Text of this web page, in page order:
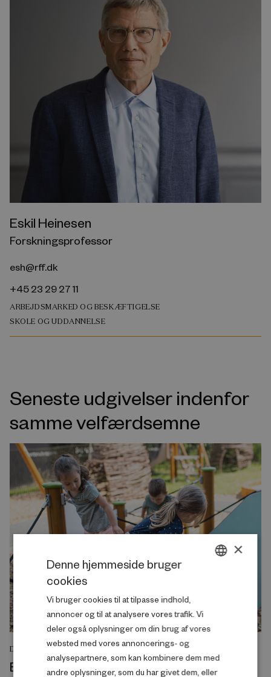
Eskil Heinesen
Forskningsprofessor
esh@rff.dk
+45 23 29 27 11
ARBEJDSMARKED OG BESKÆFTIGELSE
SKOLE OG UDDANNELSE
Seneste udgivelser indenfor
samme velfærdsemne
DEBATINDLÆG
Byggelegepladser rammer en svaghed i
×
Denne hjemmeside bruger
cookies
Vi bruger cookies til at tilpasse indhold,
annoncer og til at analysere vores trafik. Vi
deler også oplysninger om din brug af vores
websted med vores annoncerings- og
analysepartnere, som kan kombinere dem med
andre oplysninger, som du har givet dem, eller